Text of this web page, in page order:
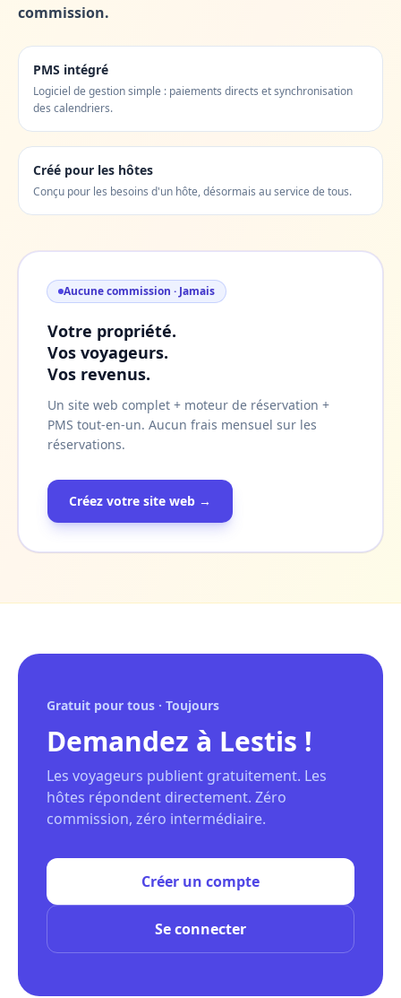
commission.
PMS intégré
Logiciel de gestion simple : paiements directs et synchronisation
des calendriers.
Créé pour les hôtes
Conçu pour les besoins d'un hôte, désormais au service de tous.
Aucune commission · Jamais
Votre propriété.
Vos voyageurs.
Vos revenus.
Un site web complet + moteur de réservation +
PMS tout-en-un. Aucun frais mensuel sur les
réservations.
Créez votre site web →
Gratuit pour tous · Toujours
Demandez à Lestis !
Les voyageurs publient gratuitement. Les
hôtes répondent directement. Zéro
commission, zéro intermédiaire.
Créer un compte
Se connecter